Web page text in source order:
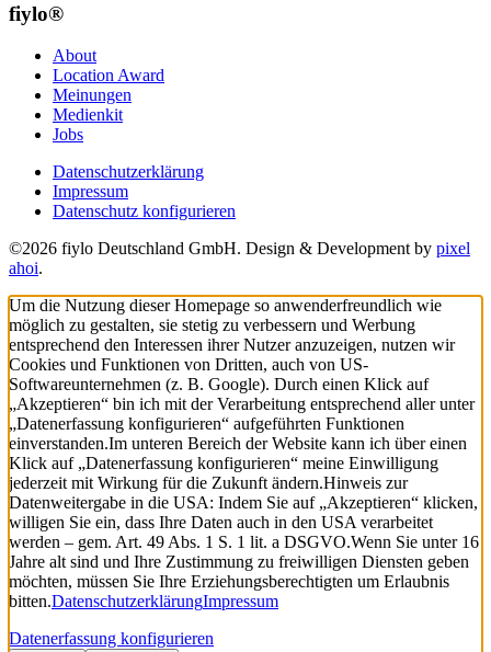
fiylo®
About
Location Award
Meinungen
Medienkit
Jobs
Datenschutzerklärung
Impressum
Datenschutz konfigurieren
©2026 fiylo Deutschland GmbH. Design & Development by pixel
ahoi.
Um die Nutzung dieser Homepage so anwenderfreundlich wie
möglich zu gestalten, sie stetig zu verbessern und Werbung
entsprechend den Interessen ihrer Nutzer anzuzeigen, nutzen wir
Cookies und Funktionen von Dritten, auch von US-
Softwareunternehmen (z. B. Google). Durch einen Klick auf
„Akzeptieren“ bin ich mit der Verarbeitung entsprechend aller unter
„Datenerfassung konfigurieren“ aufgeführten Funktionen
einverstanden.Im unteren Bereich der Website kann ich über einen
Klick auf „Datenerfassung konfigurieren“ meine Einwilligung
jederzeit mit Wirkung für die Zukunft ändern.Hinweis zur
Datenweitergabe in die USA: Indem Sie auf „Akzeptieren“ klicken,
willigen Sie ein, dass Ihre Daten auch in den USA verarbeitet
werden – gem. Art. 49 Abs. 1 S. 1 lit. a DSGVO.Wenn Sie unter 16
Jahre alt sind und Ihre Zustimmung zu freiwilligen Diensten geben
möchten, müssen Sie Ihre Erziehungsberechtigten um Erlaubnis
bitten.DatenschutzerklärungImpressum
Datenerfassung konfigurieren